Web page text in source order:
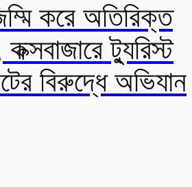
করে অতিরিক্ত
ট্যুরিস্ট
বিরুদ্ধে অভিযান